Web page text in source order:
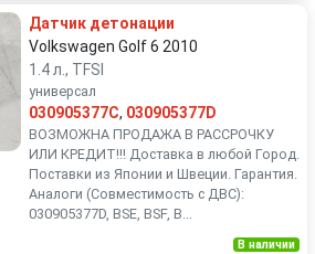
Датчик детонации
Volkswagen Golf 6 2010
1.4 л., TFSI
универсал
030905377C, 030905377D
ВОЗМОЖНА ПРОДАЖА В РАССРОЧКУ
ИЛИ КРЕДИТ!!! Доставка в любой Город.
Поставки из Японии и Швеции. Гарантия.
Аналоги (Совместимость с ДВС):
030905377D, BSE, BSF, B...
В наличии